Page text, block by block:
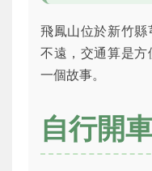
飛鳳山位於新竹
不遠，交通算是
一個故事。
自行開